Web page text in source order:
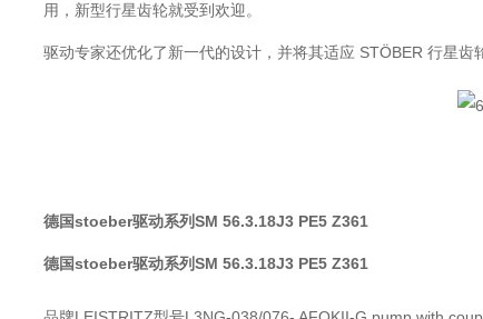
用，新型行星齿轮就受到欢迎。
驱动专家还优化了新一代的设计，并将其适应 STÖBER 行星齿
德国stoeber驱动系列SM 56.3.18J3 PE5 Z361
德国stoeber驱动系列SM 56.3.18J3 PE5 Z361